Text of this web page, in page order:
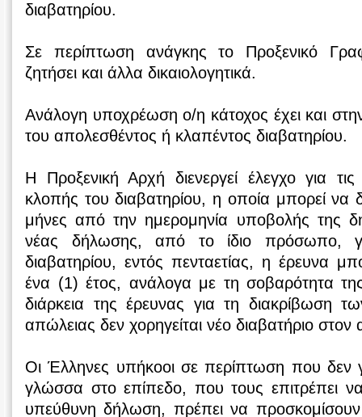
διαβατηρίου.
Σε περίπτωση ανάγκης το Προξενικό
ζητήσει και άλλα δικαιολογητικά.
Ανάλογη υποχρέωση ο/η κάτοχος έχει και
του απολεσθέντος ή κλαπέντος διαβατηρίου.
Η Προξενική Αρχή διενεργεί έλεγχο για
κλοπής του διαβατηρίου, η οποία μπορεί να
μήνες από την ημερομηνία υποβολής της
νέας δήλωσης, από το ίδιο πρόσωπο,
διαβατηρίου, εντός πενταετίας, η έρευνα
ένα (1) έτος, ανάλογα με τη σοβαρότητα
διάρκεια της έρευνας για τη διακρίβωση
απώλειας δεν χορηγείται νέο διαβατήριο στον
Οι Έλληνες υπήκοοι σε περίπτωση που δεν
γλώσσα στο επίπεδο, που τους επιτρέπει να
υπεύθυνη δήλωση, πρέπει να προσκομίσουν